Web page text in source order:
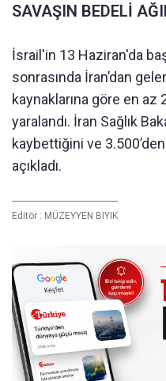
SAVAŞIN BEDELİ
İsrail'in 13 Haziran'da
sonrasında İran’dan
kaynaklarına göre en
yaralandı. İran Sağlık
kaybettiğini ve
açıkladı.
Editör : MÜZEYYEN BIYIK